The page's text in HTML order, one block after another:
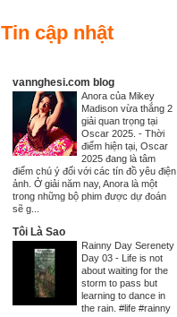
Tin cập nhật
vannghesi.com blog
Anora của Mikey
Madison vừa thắng 2
giải quan trọng tại
Oscar 2025. - Thời
điểm hiện tại, Oscar
2025 đang là tâm
điểm chú ý đối với các tín đồ yêu điện
ảnh. Ở giải năm nay, Anora là một
trong những bộ phim được dự đoán
sẽ g...
Tôi Là Sao
Rainny Day Serenety
Day 03 - Life is not
about waiting for the
storm to pass but
learning to dance in
the rain. #life #rainny